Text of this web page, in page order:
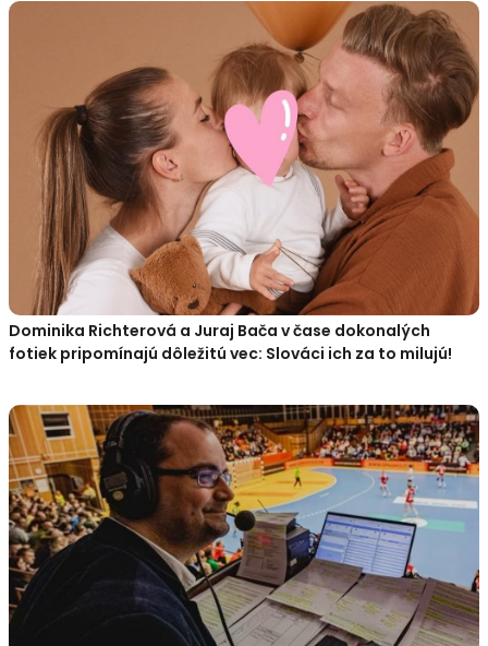
Dominika Richterová a Juraj Bača v čase dokonalých
fotiek pripomínajú dôležitú vec: Slováci ich za to milujú!